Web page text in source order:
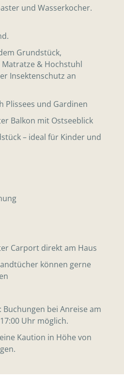
und Wasserkocher.
Grundstück,
& Hochstuhl
Insektenschutz an
Plissees und Gardinen
Balkon mit Ostseeblick
– ideal für Kinder und
Carport direkt am Haus
können gerne
Buchungen bei Anreise am
Uhr möglich.
Kaution in Höhe von